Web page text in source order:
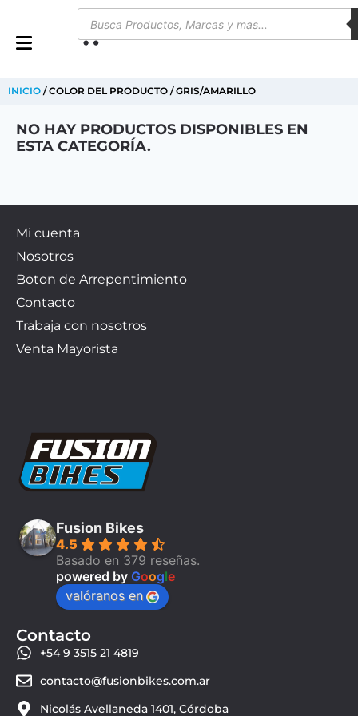
INICIO / COLOR DEL PRODUCTO / GRIS/AMARILLO
NO HAY PRODUCTOS DISPONIBLES EN
ESTA CATEGORÍA.
Mi cuenta
Nosotros
Boton de Arrepentimiento
Contacto
Trabaja con nosotros
Venta Mayorista
Fusion Bikes
4.5
Basado en 379 reseñas.
powered by Google
valóranos en
Contacto
+54 9 3515 21 4819
contacto@fusionbikes.com.ar
Nicolás Avellaneda 1401, Córdoba